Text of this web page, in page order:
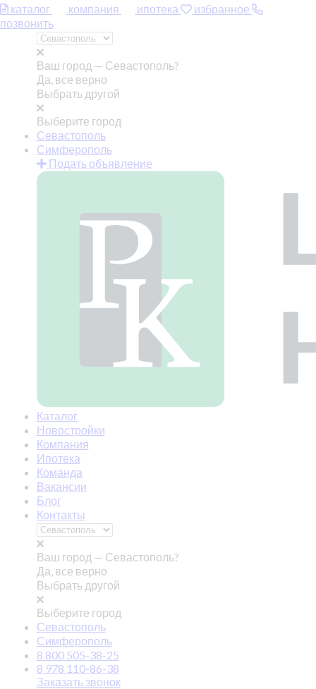
каталог компания ипотека
избранное
позвонить
Ваш город — Севастополь?
Да, все верно
Выбрать другой
Выберите город
Севастополь
Симферополь
Подать объявление
Каталог
Новостройки
Компания
Ипотека
Команда
Вакансии
Блог
Контакты
Ваш город — Севастополь?
Да, все верно
Выбрать другой
Выберите город
Севастополь
Симферополь
8 800 505-38-25
8 978 110-86-38
Заказать звонок